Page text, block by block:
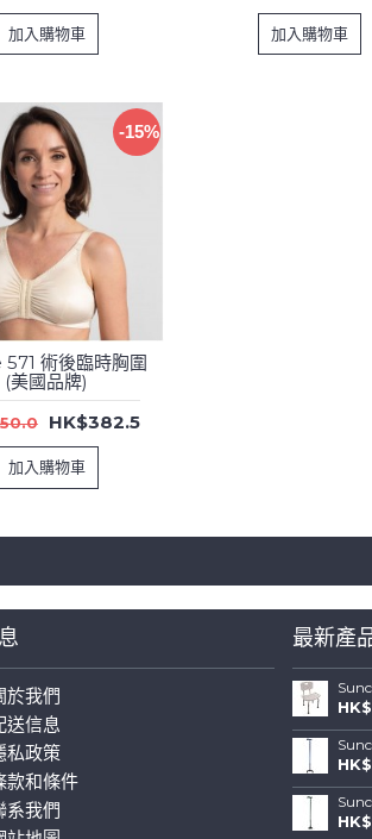
加入購物車 加入購物車
-15%
術後臨時胸圍
(美國品牌)
HK$382.5
加入購物車
於我們
送信息
私政策
款和條件
系我們
最新產